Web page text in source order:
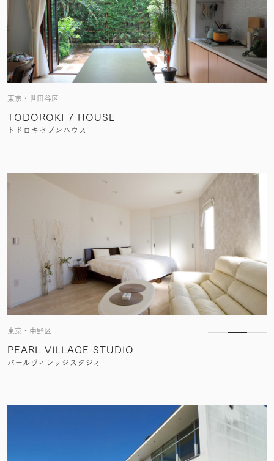
東京・世田谷区
TODOROKI 7 HOUSE
トドロキセブンハウス
東京・中野区
PEARL VILLAGE STUDIO
パールヴィレッジスタジオ